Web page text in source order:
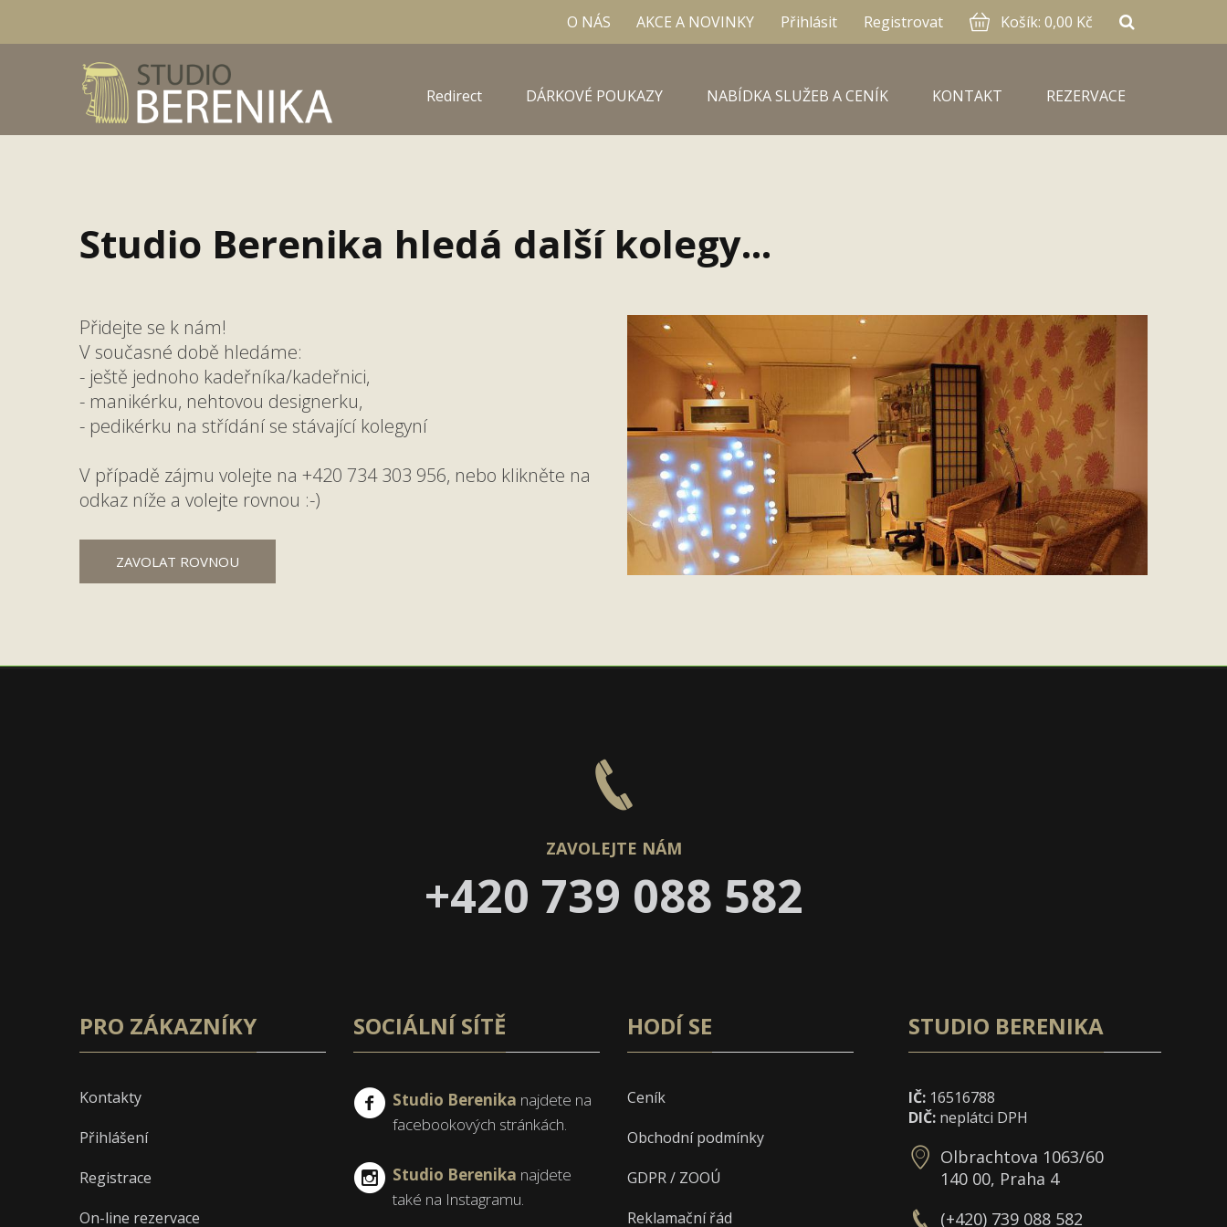
O NÁS AKCE A NOVINKY Přihlásit Registrovat Košík: 0,00 Kč
Redirect DÁRKOVÉ POUKAZY NABÍDKA SLUŽEB A CENÍK KONTAKT REZERVACE
Studio Berenika hledá další kolegy...
Přidejte se k nám!
V současné době hledáme:
- ještě jednoho kadeřníka/kadeřnici,
- manikérku, nehtovou designerku,
- pedikérku na střídání se stávající kolegyní
V případě zájmu volejte na +420 734 303 956, nebo klikněte na
odkaz níže a volejte rovnou :-)
ZAVOLAT ROVNOU
ZAVOLEJTE NÁM
+420 739 088 582
PRO ZÁKAZNÍKY
Kontakty
Přihlášení
Registrace
On-line rezervace
SOCIÁLNÍ SÍTĚ
Studio Berenika najdete na
facebookových stránkách.
Studio Berenika najdete
také na Instagramu.
HODÍ SE
Ceník
Obchodní podmínky
GDPR / ZOOÚ
Reklamační řád
STUDIO BERENIKA
IČ:16516788
DIČ:neplátci DPH
Olbrachtova 1063/60
140 00, Praha 4
(+420) 739 088 582